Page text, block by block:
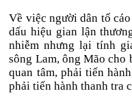
Về việc người dân tố
dấu hiệu gian lận
nhiễm nhưng lại tính
sông Lam, ông Mão
quan tâm, phải tiến
phải tiến hành thanh tra